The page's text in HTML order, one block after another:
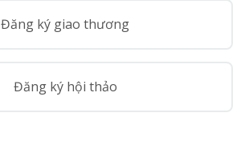
Đăng ký giao thương
Đăng ký hội thảo